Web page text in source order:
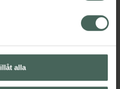
alla
dig. Du hittar oss från Skåne i
så är det vårt uppdrag att
Välkommen att prata